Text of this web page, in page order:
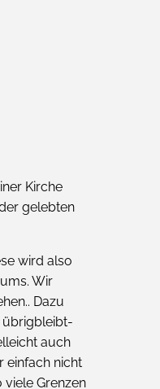
Kirche
gelebten
wird also
Wir
Dazu
übrigbleibt-
auch
einfach nicht
Grenzen